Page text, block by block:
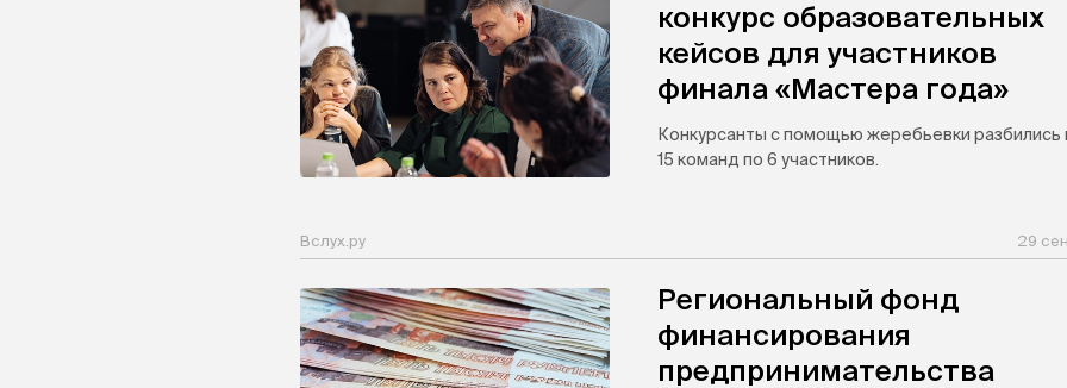
конкурс образовательных
кейсов для участников
финала «Мастера года»
Конкурсанты с помощью жеребьевки разбились
15 команд по 6 участников.
Вслух.ру 29
Региональный фонд
финансирования
предпринимательства